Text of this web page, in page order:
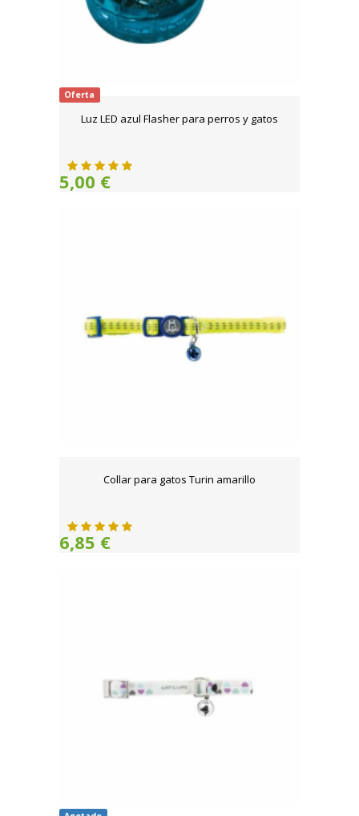
Oferta
Luz LED azul Flasher para perros y gatos
5,00 €
Collar para gatos Turin amarillo
6,85 €